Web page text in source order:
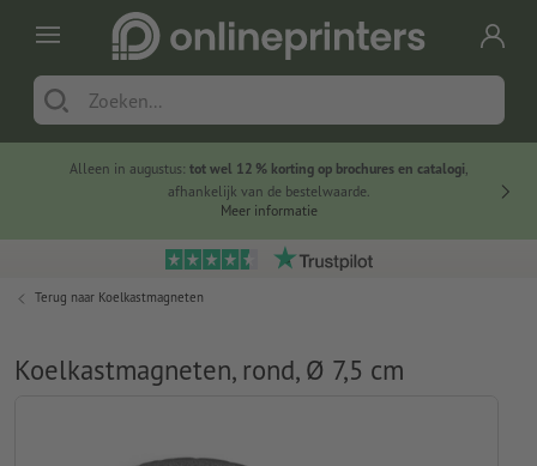
Alleen in augustus: tot wel 12 % korting op brochures en catalogi,
afhankelijk van de bestelwaarde.
Meer informatie
Terug naar Koelkastmagneten
Koelkastmagneten, rond, Ø 7,5 cm